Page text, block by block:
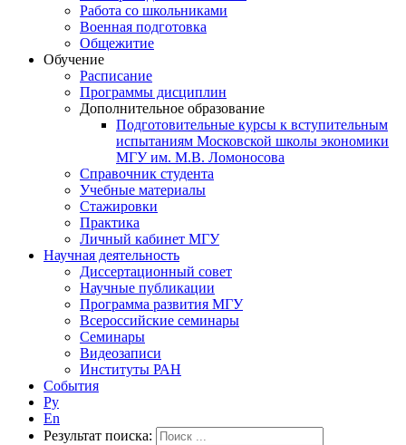
Работа со школьниками
Военная подготовка
Общежитие
Обучение
Расписание
Программы дисциплин
Дополнительное образование
Подготовительные курсы к вступительным
испытаниям Московской школы экономики
МГУ им. М.В. Ломоносова
Справочник студента
Учебные материалы
Стажировки
Практика
Личный кабинет МГУ
Научная деятельность
Диссертационный совет
Научные публикации
Программа развития МГУ
Всероссийские семинары
Семинары
Видеозаписи
Институты РАН
События
Ру
En
Результат поиска: